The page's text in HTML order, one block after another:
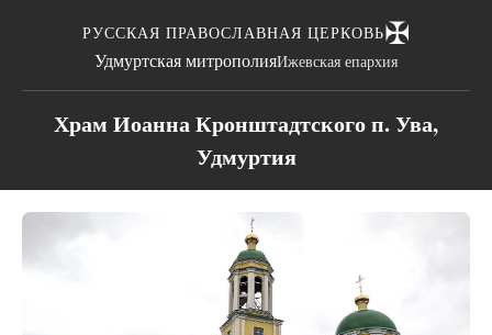
РУССКАЯ ПРАВОСЛАВНАЯ ЦЕРКОВЬ✠
Удмуртская митрополияИжевская епархия
Храм Иоанна Кронштадтского п. Ува,
Удмуртия